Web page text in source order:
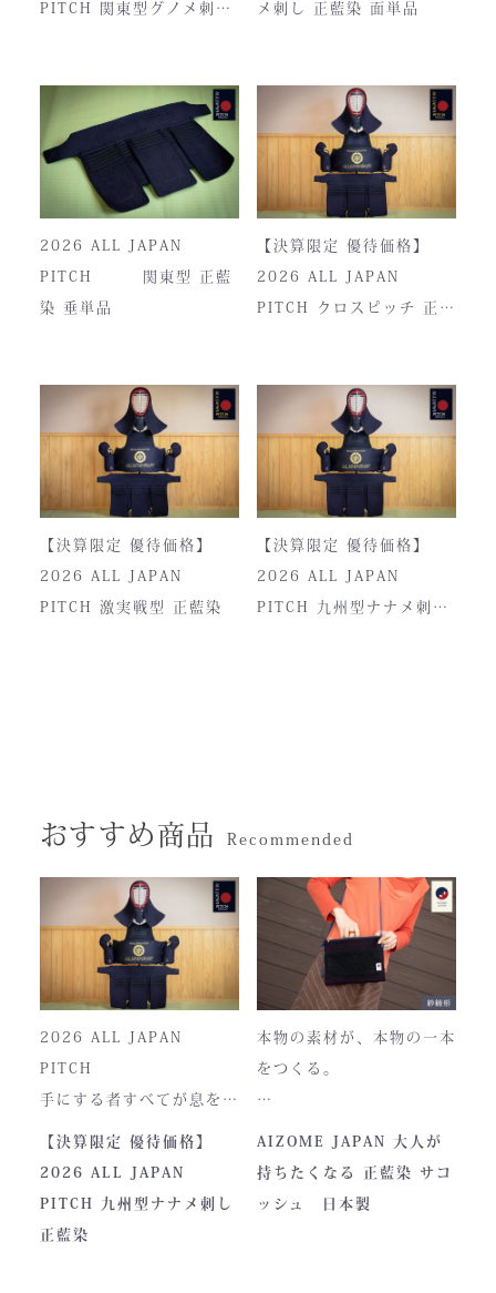
PITCH 関東型グノメ刺し
メ刺し 正藍染 面単品
2026 ALL JAPAN
PITCH 関東型 正藍
染 垂単品
【決算限定 優待価格】
2026 ALL JAPAN
PITCH クロスピッチ 正藍
【決算限定 優待価格】
2026 ALL JAPAN
PITCH 激実戦型 正藍染
【決算限定 優待価格】
2026 ALL JAPAN
PITCH 九州型ナナメ刺し
おすすめ商品 Recommended
2026 ALL JAPAN
PITCH
手にする者すべてが息をの
む、現代剣道具の頂点。一
い、“本物”の存在感。ALL
JAPAN PITCHは、全国の
【決算限定 優待価格】
2026 ALL JAPAN
PITCH 九州型ナナメ刺し
正藍染
本物の素材が、本物の一本
をつくる。
本製品は、日本が誇る伝統
素材「正藍染生地」を使用
し、熊本の製作拠点にて一
AIZOME JAPAN 大人が
持ちたくなる 正藍染 サコ
ッシュ 日本製